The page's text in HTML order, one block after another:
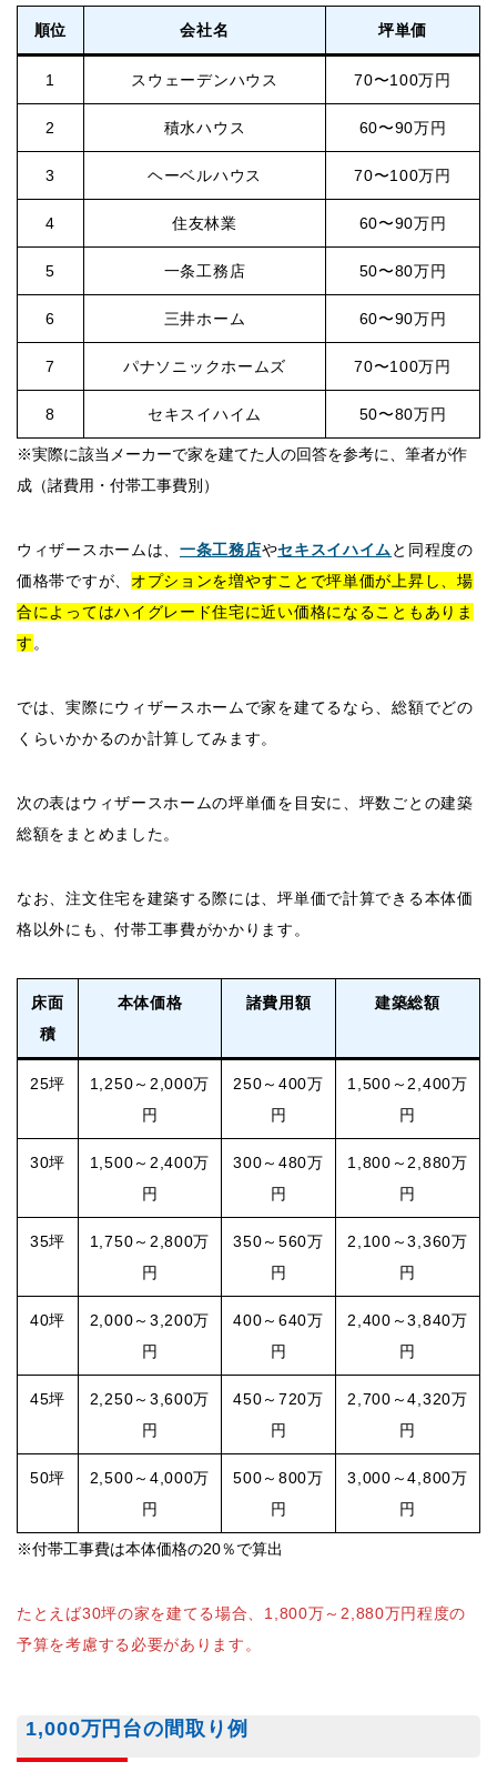
順位 会社名 坪単価
1 スウェーデンハウス 70〜100万円
2 積水ハウス 60〜90万円
3 ヘーベルハウス 70〜100万円
4 住友林業 60〜90万円
5 一条工務店 50〜80万円
6 三井ホーム 60〜90万円
7 パナソニックホームズ 70〜100万円
8 セキスイハイム 50〜80万円
※実際に該当メーカーで家を建てた人の回答を参考に、筆者が作
成（諸費用・付帯工事費別）
ウィザースホームは、 一条工務店やセキスイハイム と同程度の
価格帯ですが、 オプションを増やすことで坪単価が上昇し、場
合によってはハイグレード住宅に近い価格になることもありま
す 。
では、実際にウィザースホームで家を建てるなら、総額でどの
くらいかかるのか計算してみます。
次の表はウィザースホームの坪単価を目安に、坪数ごとの建築
総額をまとめました。
なお、注文住宅を建築する際には、坪単価で計算できる本体価
格以外にも、付帯工事費がかかります。
床面
積
本体価格 諸費用額 建築総額
25坪
1,250～2,000万
円
250～400万
円
1,500～2,400万
円
30坪
1,500～2,400万
円
300～480万
円
1,800～2,880万
円
35坪
1,750～2,800万
円
350～560万
円
2,100～3,360万
円
40坪
2,000～3,200万
円
400～640万
円
2,400～3,840万
円
45坪
2,250～3,600万
円
450～720万
円
2,700～4,320万
円
50坪
2,500～4,000万
円
500～800万
円
3,000～4,800万
円
※付帯工事費は本体価格の20％で算出
たとえば30坪の家を建てる場合、1,800万～2,880万円程度の
予算を考慮する必要があります。
1,000万円台の間取り例